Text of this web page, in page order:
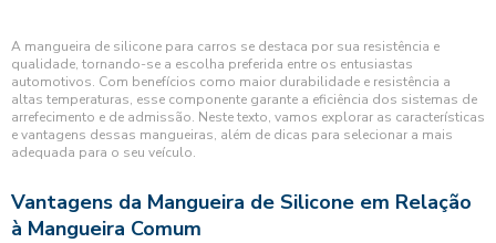
A mangueira de silicone para carros se destaca por sua resistência e
qualidade, tornando-se a escolha preferida entre os entusiastas
automotivos. Com benefícios como maior durabilidade e resistência a
altas temperaturas, esse componente garante a eficiência dos sistemas de
arrefecimento e de admissão. Neste texto, vamos explorar as características
e vantagens dessas mangueiras, além de dicas para selecionar a mais
adequada para o seu veículo.
Vantagens da Mangueira de Silicone em Relação
à Mangueira Comum